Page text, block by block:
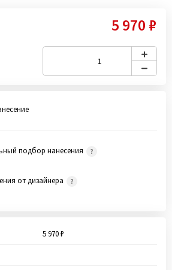
5 970 ₽
подбор нанесения
от дизайнера
5 970 ₽